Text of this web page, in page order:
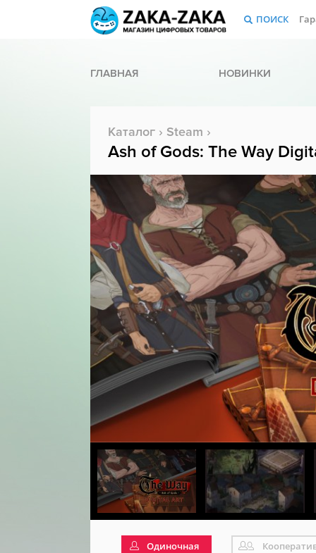
ПОИСК
ГЛАВНАЯ НОВИНКИ
Каталог › Steam ›
Ash of Gods: The Way
Одиночная